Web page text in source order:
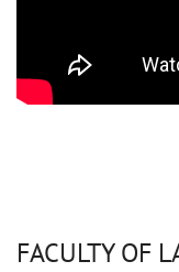
FACULTY OF